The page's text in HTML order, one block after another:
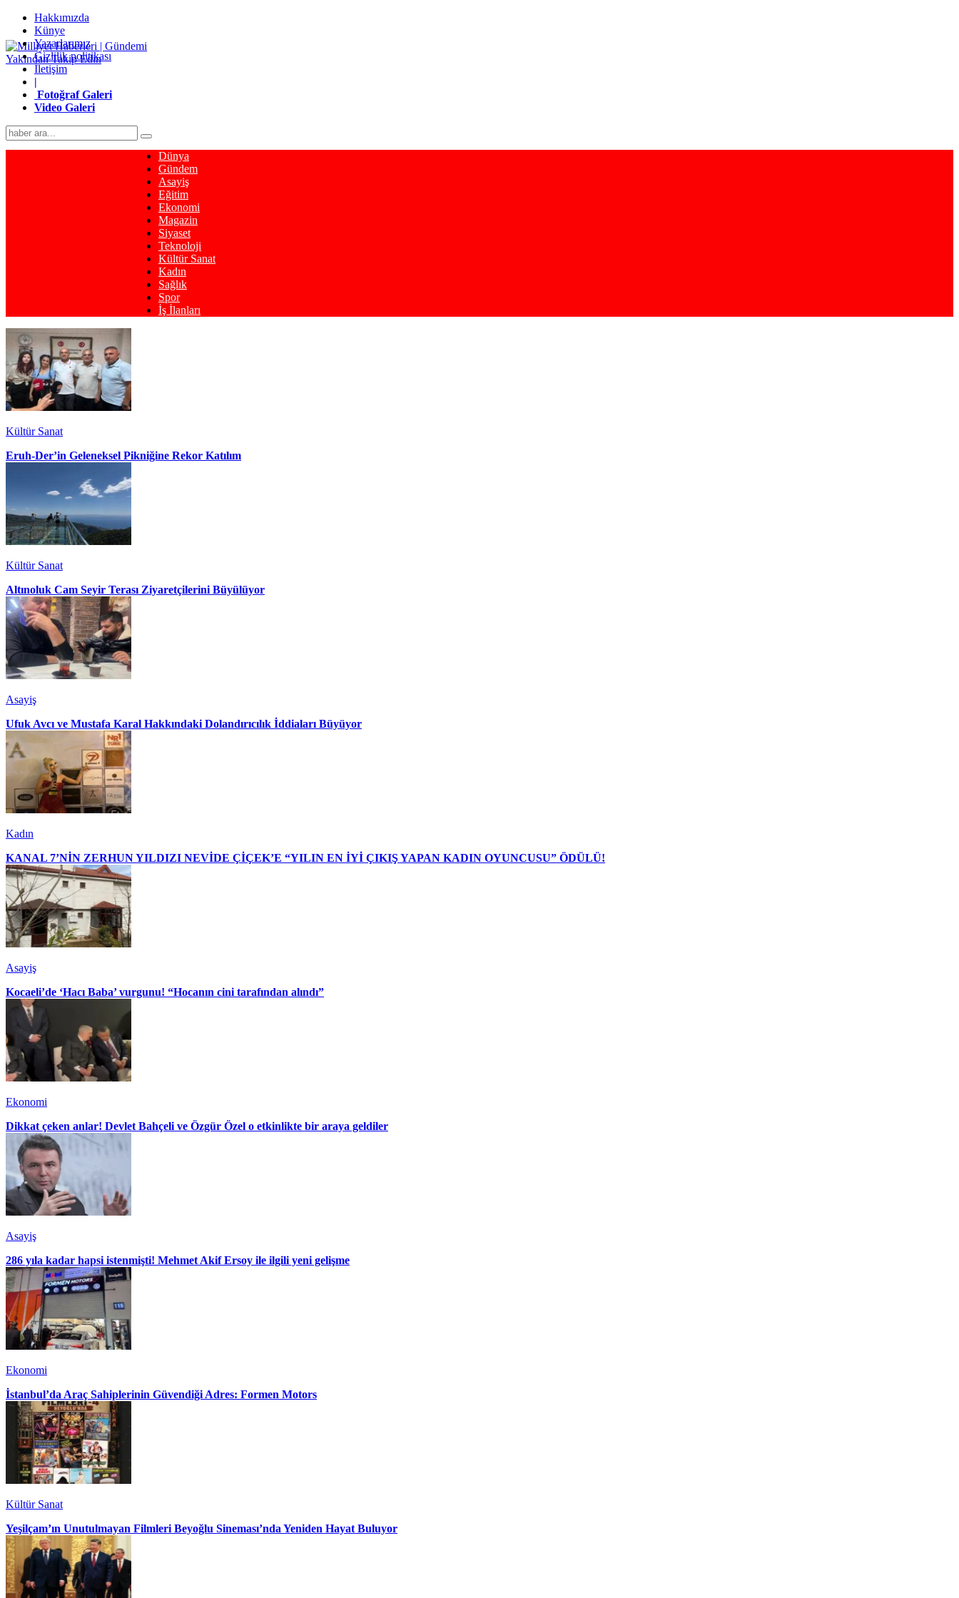
Hakkımızda
Künye
Yazarlarımız
Gizlilik politikası
İletişim
|
Fotoğraf Galeri
Video Galeri
Dünya
Gündem
Asayiş
Eğitim
Ekonomi
Magazin
Siyaset
Teknoloji
Kültür Sanat
Kadın
Sağlık
Spor
İş İlanları
Kültür Sanat
Eruh-Der’in Geleneksel Pikniğine Rekor Katılım
Kültür Sanat
Altınoluk Cam Seyir Terası Ziyaretçilerini Büyülüyor
Asayiş
Ufuk Avcı ve Mustafa Karal Hakkındaki Dolandırıcılık İddiaları Büyüyor
Kadın
KANAL 7’NİN ZERHUN YILDIZI NEVİDE ÇİÇEK’E “YILIN EN İYİ ÇIKIŞ YAPAN KADIN OYUNCUSU” ÖDÜLÜ!
Asayiş
Kocaeli’de ‘Hacı Baba’ vurgunu! “Hocanın cini tarafından alındı”
Ekonomi
Dikkat çeken anlar! Devlet Bahçeli ve Özgür Özel o etkinlikte bir araya geldiler
Asayiş
286 yıla kadar hapsi istenmişti! Mehmet Akif Ersoy ile ilgili yeni gelişme
Ekonomi
İstanbul’da Araç Sahiplerinin Güvendiği Adres: Formen Motors
Kültür Sanat
Yeşilçam’ın Unutulmayan Filmleri Beyoğlu Sineması’nda Yeniden Hayat Buluyor